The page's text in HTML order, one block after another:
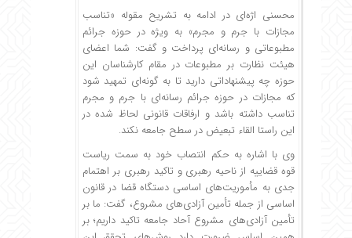
محسنی اژه‌ای در ادامه به تشریح مقوله «تناسب
مجازات با جرم و مجرم» به ویژه در حوزه جرائم
مطبوعاتی و رسانه‌ای پرداخت و گفت: شما اعضای
هیئت نظارت بر مطبوعات در مقام کارشناسان این
حوزه چه پیشنهاداتی دارید تا به گونه‌ای تمهید شود
که مجازات در حوزه جرائم رسانه‌ای با جرم و مجرم
تناسب داشته باشد و ارفاقات قانونی لحاظ شده در
این راستا القاء تبعیض در سطح جامعه نکند.
وی با اشاره به حکم انتصاب خود به سمت ریاست
قوه قضاییه از ناحیه رهبری و تاکید رهبری بر اهتمام
جدی به مأموریت‌های اساسی دستگاه قضا در قانون
اساسی از جمله تأمین آزادی‌های مشروع، گفت: ما بر
تأمین آزادی‌های مشروع آحاد جامعه تاکید داریم؛ بر